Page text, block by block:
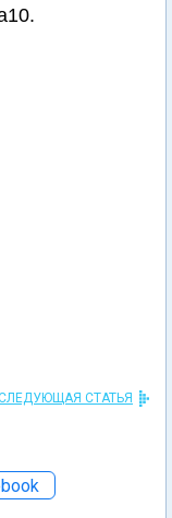
СТАТЬЯ